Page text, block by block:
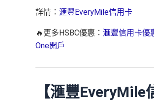
詳情： 滙豐EveryMile信用卡
🔥更多HSBC優惠： 滙豐信用卡優
One開戶
【滙豐EveryMile